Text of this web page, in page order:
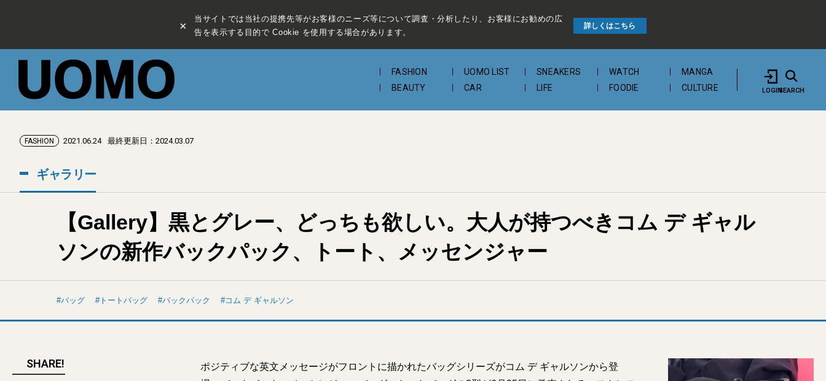
×
当サイトでは当社の提携先等がお客様のニーズ等について調査・分析したり、お客様にお勧めの広
告を表示する目的で Cookie を使用する場合があります。
詳しくはこちら
FASHION UOMO LIST SNEAKERS WATCH
MANGA
BEAUTY
CAR LIFE FOODIE CULTURE LOGINSEARCH
FASHION 2021.06.24 最終更新日：2024.03.07
ギャラリー
【Gallery】黒とグレー、どっちも欲しい。大人が持つべきコム デ ギャル
ソンの新作バックパック、トート、メッセンジャー
バッグ トートバッグ バックパック コム デ ギャルソン
SHARE!
ポジティブな英文メッセージがフロントに描かれたバッグシリーズがコム デ ギャルソンから登